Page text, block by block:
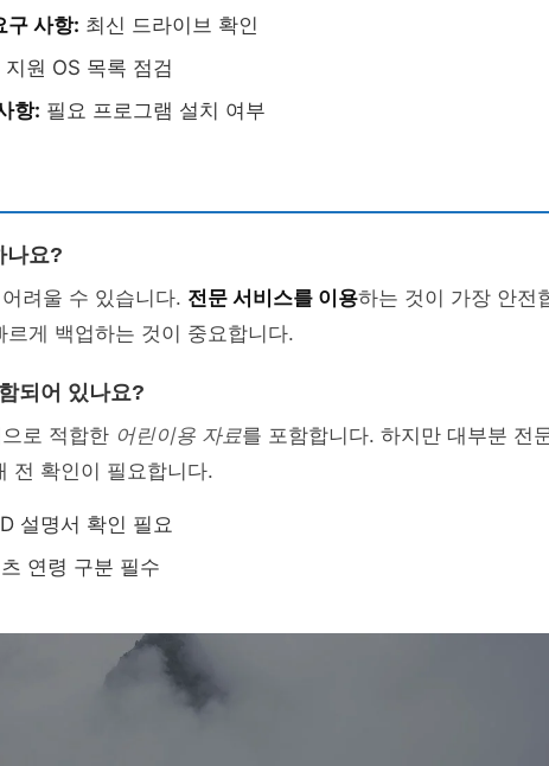
구 사항: 최신 드라이브 확인
지원 OS 목록 점검
항: 필요 프로그램 설치 여부
나요?
려울 수 있습니다. 전문 서비스를 이용하는 것이 가장 안전
르게 백업하는 것이 중요합니다.
되어 있나요?
로 적합한 어린이용 자료를 포함합니다. 하지만 대부분 전
전 확인이 필요합니다.
설명서 확인 필요
연령 구분 필수